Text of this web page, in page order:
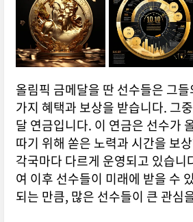
올림픽 금메달을 딴 선수들은 그
가지 혜택과 보상을 받습니다. 그
달 연금입니다. 이 연금은 선수가
따기 위해 쏟은 노력과 시간을 보
각국마다 다르게 운영되고 있습니
여 이후 선수들이 미래에 받을 수
되는 만큼, 많은 선수들이 큰 관심